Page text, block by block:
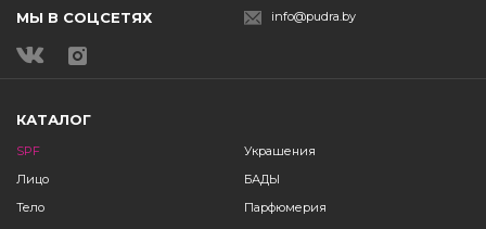
МЫ В СОЦСЕТЯХ info@pudra.by
КАТАЛОГ
SPF
Лицо
Тело
Украшения
БАДЫ
Парфюмерия